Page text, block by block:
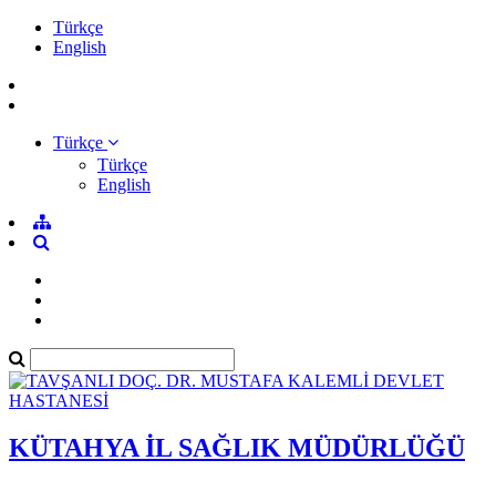
Türkçe
English
Türkçe
Türkçe
English
KÜTAHYA İL SAĞLIK MÜDÜRLÜĞÜ